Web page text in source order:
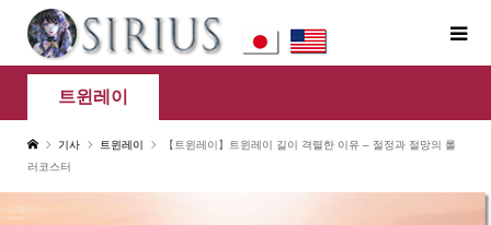
트윈레이
기사 트윈레이
【트윈레이】트윈레이 길이 격렬한 이유 – 절정과 절망의 롤
러코스터